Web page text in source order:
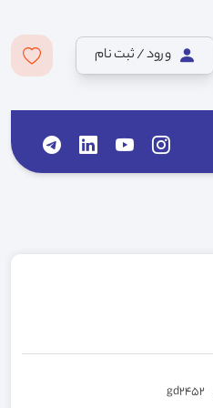
ورود / ثبت نام
gd2452